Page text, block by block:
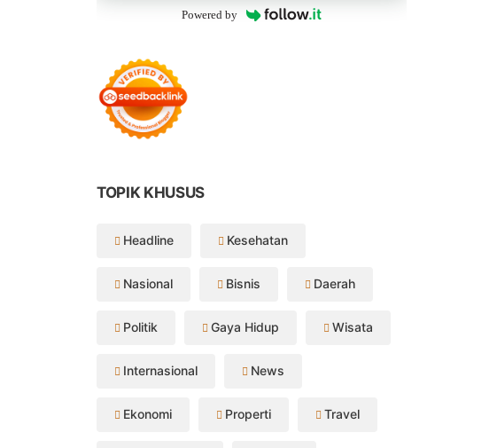
Powered by
TOPIK KHUSUS
Headline Kesehatan
Nasional Bisnis Daerah
Politik Gaya Hidup Wisata
Internasional News
Ekonomi Properti Travel